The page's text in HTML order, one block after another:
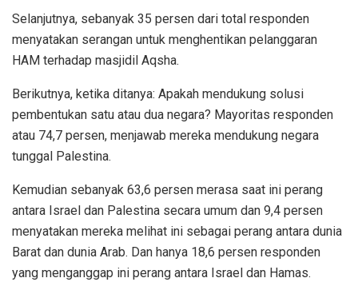
Selanjutnya, sebanyak 35 persen dari total responden
menyatakan serangan untuk menghentikan pelanggaran
HAM terhadap masjidil Aqsha.
Berikutnya, ketika ditanya: Apakah mendukung solusi
pembentukan satu atau dua negara? Mayoritas responden
atau 74,7 persen, menjawab mereka mendukung negara
tunggal Palestina.
Kemudian sebanyak 63,6 persen merasa saat ini perang
antara Israel dan Palestina secara umum dan 9,4 persen
menyatakan mereka melihat ini sebagai perang antara dunia
Barat dan dunia Arab. Dan hanya 18,6 persen responden
yang menganggap ini perang antara Israel dan Hamas.